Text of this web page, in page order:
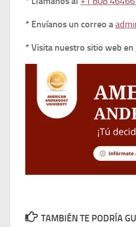
* Envíanos un correo a
* Visita nuestro sitio web en
TAMBIÉN TE PODRÍA